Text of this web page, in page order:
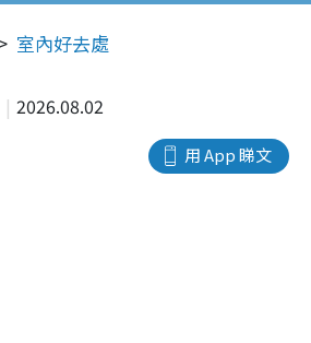
室內好去處
2026.08.02
用 App 睇文